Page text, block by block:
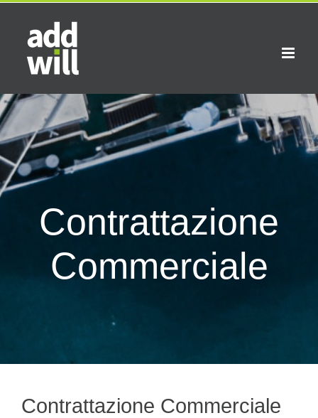
Skip
content
Contrattazione
Commerciale
Contrattazione Commerciale